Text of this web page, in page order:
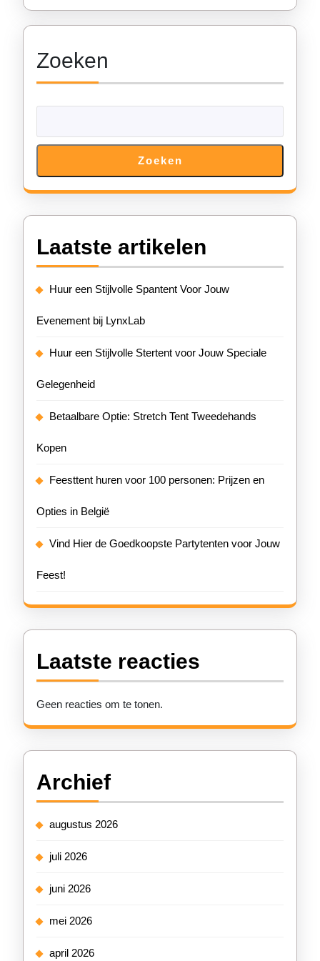
uw
Zoeken
Zoeken
Laatste artikelen
Huur een Stijlvolle Spantent Voor Jouw
Evenement bij LynxLab
Huur een Stijlvolle Stertent voor Jouw Speciale
Gelegenheid
Betaalbare Optie: Stretch Tent Tweedehands
Kopen
Feesttent huren voor 100 personen: Prijzen en
Opties in België
Vind Hier de Goedkoopste Partytenten voor Jouw
Feest!
Laatste reacties
Geen reacties om te tonen.
Archief
augustus 2026
juli 2026
juni 2026
mei 2026
april 2026